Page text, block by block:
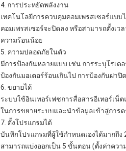
4. การประหยัดพลังงาน
เทคโนโลยีการควบคุมคอมเพรสเซอร์แบบ
คอมเพรสเซอร์จะปิดลง หรือสามารถตั้งเว
ความร้อนน้อย
5. ความปลอดภัยในตัว
มีการป้องกันหลายแบบ เช่น การระบุโรเ
ป้องกันมอเตอร์ร้อนเกินไป การป้องกันฝาปิ
6. ขยายได้
ระบบใช้อินเทอร์เฟซการสื่อสารอีเทอร์เ
ในการขยายระบบและนำข้อมูลเข้าสู่การ
7. ตั้งโปรแกรมได้
บันทึกโปรแกรมที่ผู้ใช้กำหนดเองได้มากถึ
สามารถแบ่งออกเป็น 5 ขั้นตอน (ตั้งค่าคว